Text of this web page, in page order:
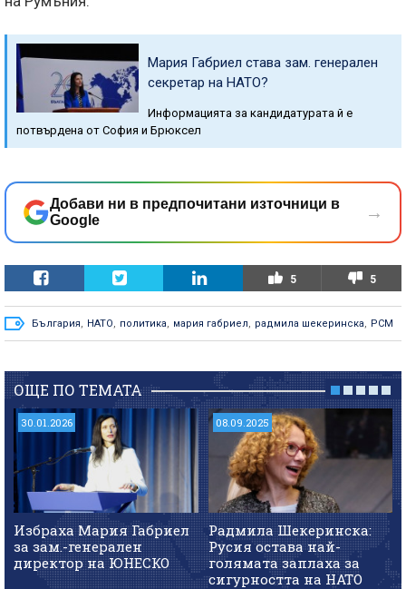
Мария Габриел става зам. генерален
секретар на НАТО?
Информацията за кандидатурата й е
потвърдена от София и Брюксел
Добави ни в предпочитани източници в
Google
→
5 5
България, НАТО, политика, мария габриел, радмила шекеринска, РСМ
ОЩЕ ПО ТЕМАТА
30.01.2026
Избраха Мария Габриел
за зам.-генерален
директор на ЮНЕСКО
08.09.2025
Радмила Шекеринска:
Русия остава най-
голямата заплаха за
сигурността на НАТО